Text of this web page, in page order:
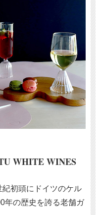
WHITE WINES
初頭にドイツのケル
年の歴史を誇る老舗ガ